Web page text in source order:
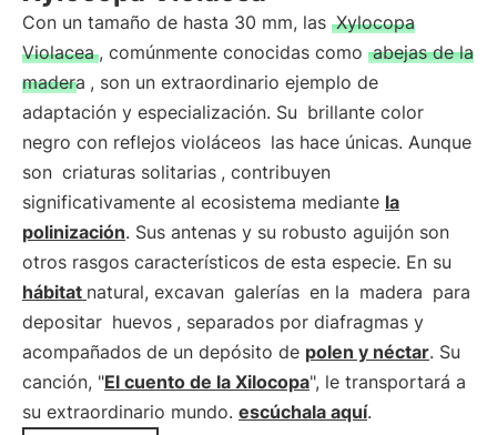
Con un tamaño de hasta 30 mm, las Xylocopa
Violacea , comúnmente conocidas como abejas de la
madera , son un extraordinario ejemplo de
adaptación y especialización. Su brillante color
negro con reflejos violáceos las hace únicas. Aunque
son criaturas solitarias , contribuyen
significativamente al ecosistema mediante la
polinización. Sus antenas y su robusto aguijón son
otros rasgos característicos de esta especie. En su
hábitat natural, excavan galerías en la madera para
depositar huevos , separados por diafragmas y
acompañados de un depósito de polen y néctar. Su
canción, "El cuento de la Xilocopa", le transportará a
su extraordinario mundo. escúchala aquí.